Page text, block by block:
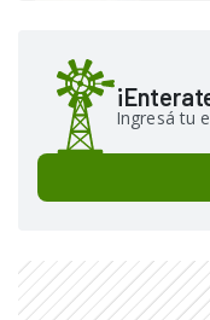
Ingresá tu